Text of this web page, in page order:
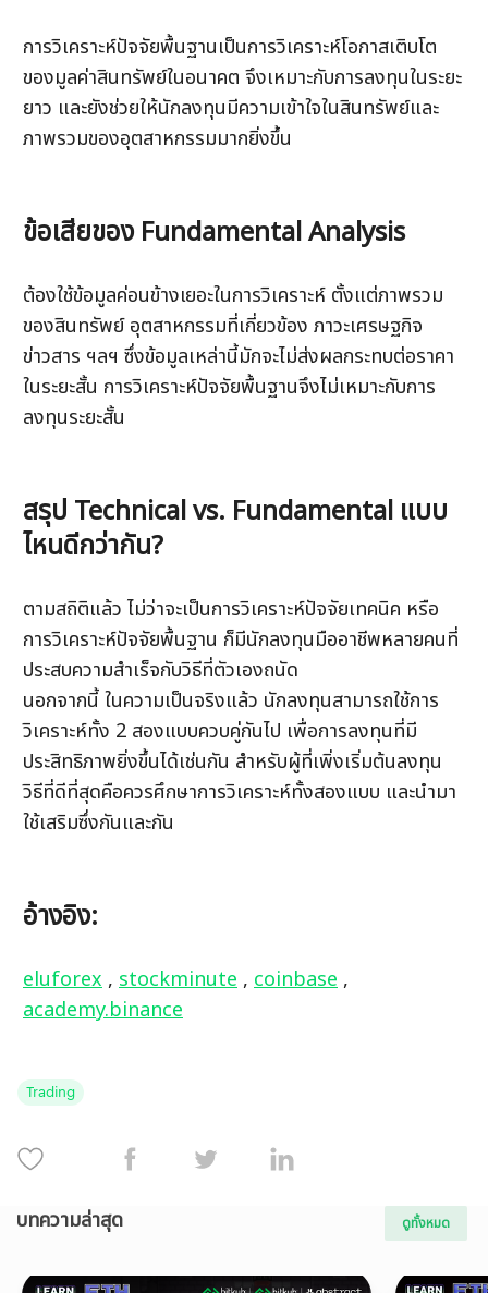
การวิเคราะห์ปัจจัยพื้นฐานเป็นการวิเคราะห์โอกาสเติบโต
ของมูลค่าสินทรัพย์ในอนาคต จึงเหมาะกับการลงทุนในระยะ
ยาว และยังช่วยให้นักลงทุนมีความเข้าใจในสินทรัพย์และ
ภาพรวมของอุตสาหกรรมมากยิ่งขึ้น
ข้อเสียของ Fundamental Analysis
ต้องใช้ข้อมูลค่อนข้างเยอะในการวิเคราะห์ ตั้งแต่ภาพรวม
ของสินทรัพย์ อุตสาหกรรมที่เกี่ยวข้อง ภาวะเศรษฐกิจ
ข่าวสาร ฯลฯ ซึ่งข้อมูลเหล่านี้มักจะไม่ส่งผลกระทบต่อราคา
ในระยะสั้น การวิเคราะห์ปัจจัยพื้นฐานจึงไม่เหมาะกับการ
ลงทุนระยะสั้น
สรุป Technical vs. Fundamental แบบ
ไหนดีกว่ากัน?
ตามสถิติแล้ว ไม่ว่าจะเป็นการวิเคราะห์ปัจจัยเทคนิค หรือ
การวิเคราะห์ปัจจัยพื้นฐาน ก็มีนักลงทุนมืออาชีพหลายคนที่
ประสบความสำเร็จกับวิธีที่ตัวเองถนัด
นอกจากนี้ ในความเป็นจริงแล้ว นักลงทุนสามารถใช้การ
วิเคราะห์ทั้ง 2 สองแบบควบคู่กันไป เพื่อการลงทุนที่มี
ประสิทธิภาพยิ่งขึ้นได้เช่นกัน สำหรับผู้ที่เพิ่งเริ่มต้นลงทุน
วิธีที่ดีที่สุดคือควรศึกษาการวิเคราะห์ทั้งสองแบบ และนำมา
ใช้เสริมซึ่งกันและกัน
อ้างอิง:
eluforex , stockminute , coinbase
academy.binance
Trading
บทความล่าสุด ดูทั้งหมด